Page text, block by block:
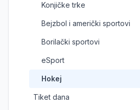
Konjičke trke
Bejzbol i američki sportovi
Borilački sportovi
eSport
Hokej
Tiket dana